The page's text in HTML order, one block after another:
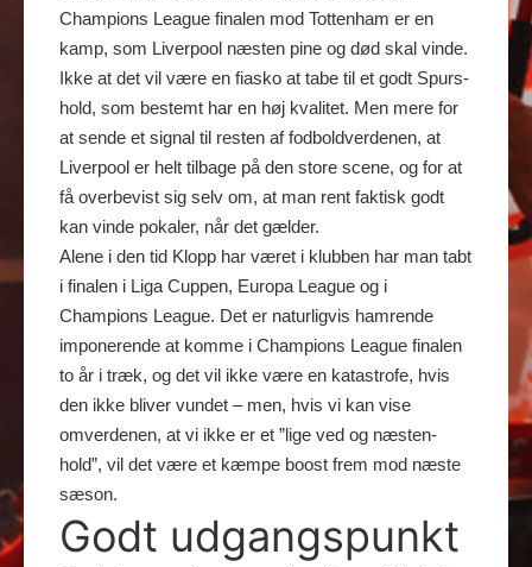
Champions League finalen mod Tottenham er en
kamp, som Liverpool næsten pine og død skal vinde.
Ikke at det vil være en fiasko at tabe til et godt Spurs-
hold, som bestemt har en høj kvalitet. Men mere for
at sende et signal til resten af fodboldverdenen, at
Liverpool er helt tilbage på den store scene, og for at
få overbevist sig selv om, at man rent faktisk godt
kan vinde pokaler, når det gælder.
Alene i den tid Klopp har været i klubben har man tabt
i finalen i Liga Cuppen, Europa League og i
Champions League. Det er naturligvis hamrende
imponerende at komme i Champions League finalen
to år i træk, og det vil ikke være en katastrofe, hvis
den ikke bliver vundet – men, hvis vi kan vise
omverdenen, at vi ikke er et ”lige ved og næsten-
hold”, vil det være et kæmpe boost frem mod næste
sæson.
Godt udgangspunkt